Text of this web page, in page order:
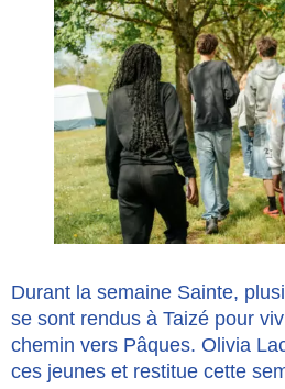
Durant la semaine Sainte,
se sont rendus à Taizé pour
chemin vers Pâques. Olivia
ces jeunes et restitue cette